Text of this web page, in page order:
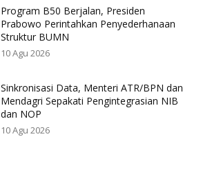
Program B50 Berjalan, Presiden
Prabowo Perintahkan Penyederhanaan
Struktur BUMN
10 Agu 2026
Sinkronisasi Data, Menteri ATR/BPN dan
Mendagri Sepakati Pengintegrasian NIB
dan NOP
10 Agu 2026